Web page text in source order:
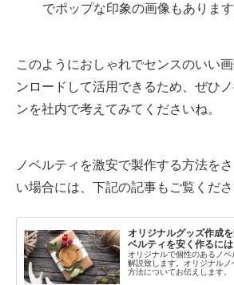
でポップな印象の画像もあります
このようにおしゃれでセンスのいい
ンロードして活用できるため、ぜひ
ンを社内で考えてみてくださいね。
ノベルティを激安で製作する方法を
い場合には、下記の記事もご覧くださ
オリジナルグッズ作成
ベルティを安く作るには
オリジナルで個性のあるノ
解説致します。オリジナル
方法についてお伝えします。